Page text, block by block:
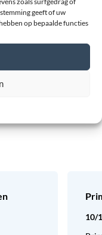
geeft of uw
op bepaalde functies
10/